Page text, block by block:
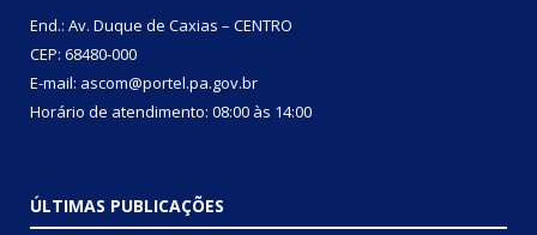
End.: Av. Duque de Caxias – CENTRO
CEP: 68480-000
E-mail: ascom@portel.pa.gov.br
Horário de atendimento: 08:00 às 14:00
ÚLTIMAS PUBLICAÇÕES